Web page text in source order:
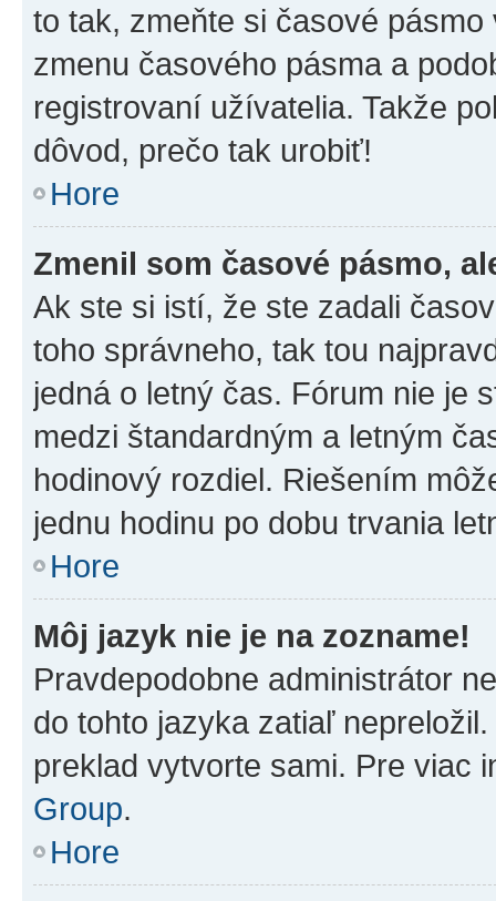
to tak, zmeňte si časové
zmenu časového pásma a
registrovaní užívatelia. Takže
dôvod, prečo tak urobiť!
Hore
Zmenil som časové pásmo,
Ak ste si istí, že ste zadali
toho správneho, tak tou
jedná o letný čas. Fórum nie je
medzi štandardným a letným
hodinový rozdiel. Riešením
jednu hodinu po dobu trvania
Hore
Môj jazyk nie je na zozname!
Pravdepodobne administrátor
do tohto jazyka zatiaľ
preklad vytvorte sami. Pre viac
Group.
Hore